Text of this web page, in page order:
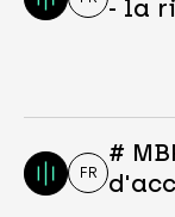
- la
FR
#